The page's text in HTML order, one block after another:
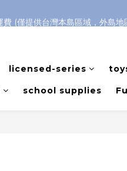
(僅提供台灣本島區域，外島
licensed-series
school supplies